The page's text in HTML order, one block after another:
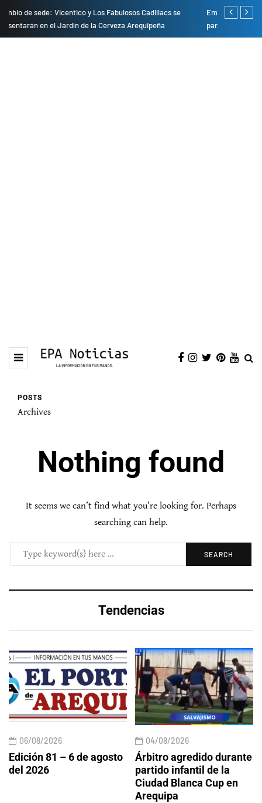
se
Empresas privadas donan equipos al hospital Honorio
para mejorar la atención en salud
POSTS
Archives
Nothing found
It seems we can’t find what you’re looking for. Perhaps
searching can help.
Tendencias
06/08/2026
Edición 81 – 6 de agosto
del 2026
04/08/2026
Árbitro agredido durante
partido infantil de la
Ciudad Blanca Cup en
Arequipa